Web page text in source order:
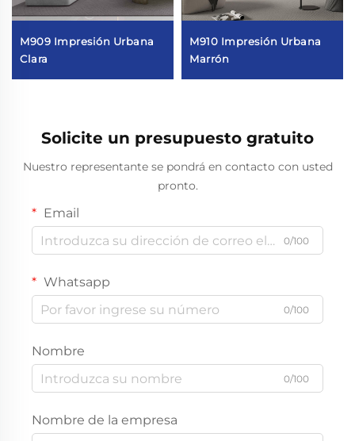
M909 Impresión Urbana
Clara
M910 Impresión Urbana
Marrón
Solicite un presupuesto gratuito
Nuestro representante se pondrá en contacto con usted
pronto.
Email
0/100
Whatsapp
0/100
Nombre
0/100
Nombre de la empresa